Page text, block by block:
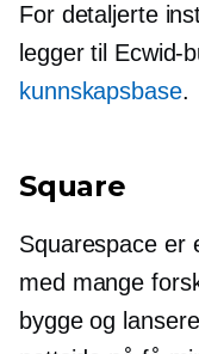
For detaljerte
legger til Ecwid-
kunnskapsbase.
Square
Squarespace er
med mange
bygge og